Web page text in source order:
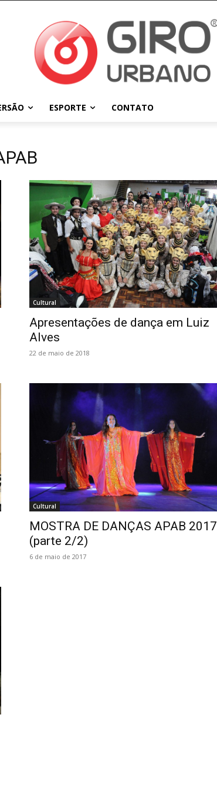
ESPORTE CONTATO
Cultural
Apresentações de dança em Luiz
Alves
22 de maio de 2018
Cultural
MOSTRA DE DANÇAS APAB 2017
(parte 2/2)
6 de maio de 2017